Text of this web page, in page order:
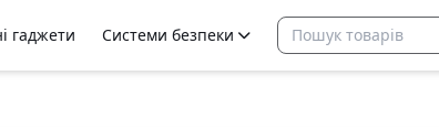
гаджети Системи безпеки